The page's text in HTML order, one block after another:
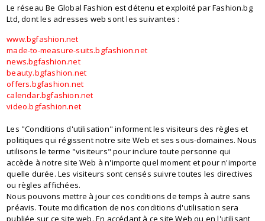
Le réseau Be Global Fashion est détenu et exploité par Fashion.bg
Ltd, dont les adresses web sont les suivantes :
www.bgfashion.net
made-to-measure-suits.bgfashion.net
news.bgfashion.net
beauty.bgfashion.net
offers.bgfashion.net
calendar.bgfashion.net
video.bgfashion.net
Les "Conditions d'utilisation" informent les visiteurs des règles et
politiques qui régissent notre site Web et ses sous-domaines. Nous
utilisons le terme "visiteurs" pour inclure toute personne qui
accède à notre site Web à n'importe quel moment et pour n'importe
quelle durée. Les visiteurs sont censés suivre toutes les directives
ou règles affichées.
Nous pouvons mettre à jour ces conditions de temps à autre sans
préavis. Toute modification de nos conditions d'utilisation sera
publiée sur ce site web. En accédant à ce site Web ou en l'utilisant,